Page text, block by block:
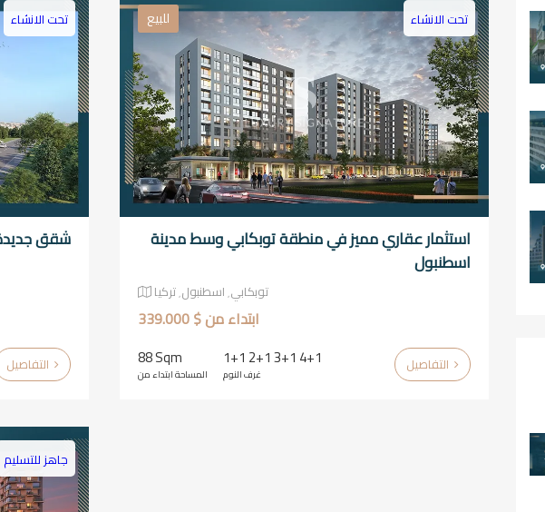
تحت الانشاء
شقق
للبيع تحت الانشاء
استثمار عقاري مميز في منطقة توبكابي وسط مدينة
اسطنبول
توبكابي٬ اسطنبول٬ تركيا
ابتداء من $ 339.000
88 Sqm
المساحة ابتداء من
1+1 2+1 3+1 4+1
غرف النوم
جاهز للتسليم